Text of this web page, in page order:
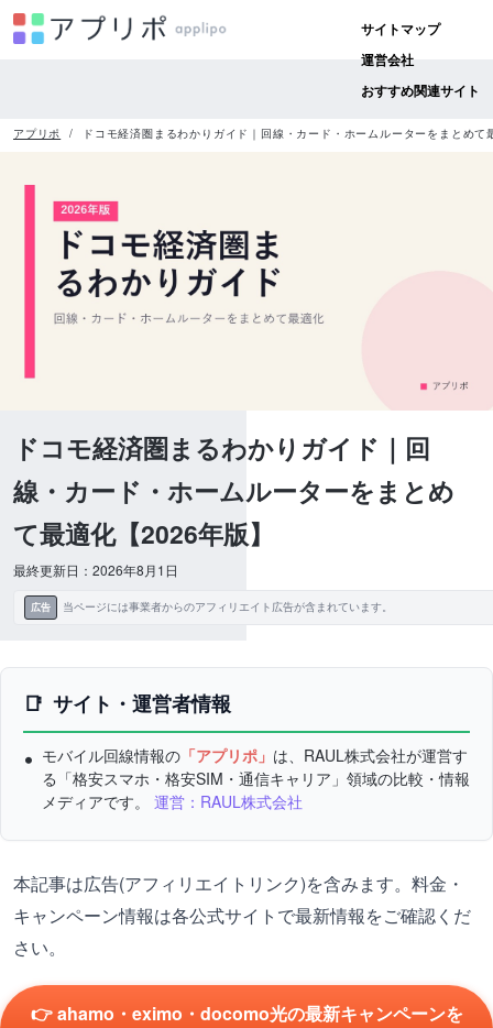
サイトマップ
運営会社
おすすめ関連サイト
アプリポ ドコモ経済圏まるわかりガイド｜回線・カード・ホームルーターをまとめ
ドコモ経済圏まるわかりガイド｜回
線・カード・ホームルーターをまとめ
て最適化【2026年版】
最終更新日：2026年8月1日
広告 当ページには事業者からのアフィリエイト広告が含まれています。
サイト・運営者情報
モバイル回線情報の 「アプリポ」 は、RAUL株式会社が運営す
る「格安スマホ・格安SIM・通信キャリア」領域の比較・情報
メディアです。 運営：RAUL株式会社
本記事は広告(アフィリエイトリンク)を含みます。料金・
キャンペーン情報は各公式サイトで最新情報をご確認くだ
さい。
👉 ahamo・eximo・docomo光の最新キャンペーンを